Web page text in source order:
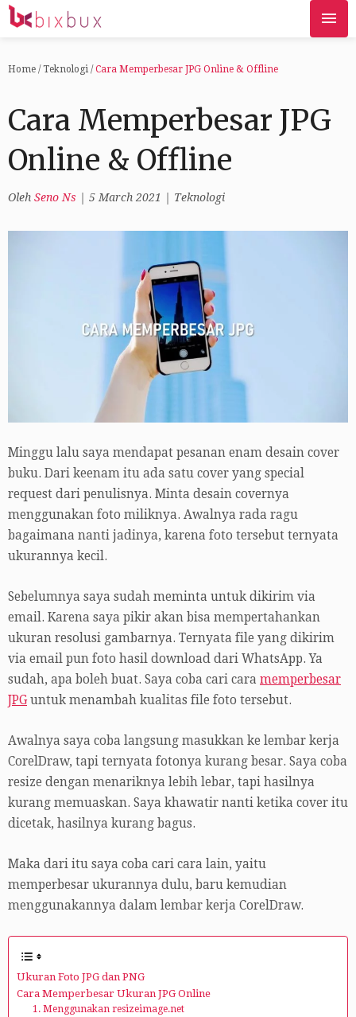
Home / Teknologi / Cara Memperbesar JPG Online & Offline
Cara Memperbesar JPG
Online & Offline
Oleh Seno Ns 5 March 2021 Teknologi
Minggu lalu saya mendapat pesanan enam desain cover
buku. Dari keenam itu ada satu cover yang special
request dari penulisnya. Minta desain covernya
menggunakan foto miliknya. Awalnya rada ragu
bagaimana nanti jadinya, karena foto tersebut ternyata
ukurannya kecil.
Sebelumnya saya sudah meminta untuk dikirim via
email. Karena saya pikir akan bisa mempertahankan
ukuran resolusi gambarnya. Ternyata file yang dikirim
via email pun foto hasil download dari WhatsApp. Ya
sudah, apa boleh buat. Saya coba cari cara memperbesar
JPGuntuk menambah kualitas file foto tersebut.
Awalnya saya coba langsung masukkan ke lembar kerja
CorelDraw, tapi ternyata fotonya kurang besar. Saya coba
resize dengan menariknya lebih lebar, tapi hasilnya
kurang memuaskan. Saya khawatir nanti ketika cover itu
dicetak, hasilnya kurang bagus.
Maka dari itu saya coba cari cara lain, yaitu
memperbesar ukurannya dulu, baru kemudian
menggunakannya dalam lembar kerja CorelDraw.
Ukuran Foto JPG dan PNG
Cara Memperbesar Ukuran JPG Online
1. Menggunakan resizeimage.net